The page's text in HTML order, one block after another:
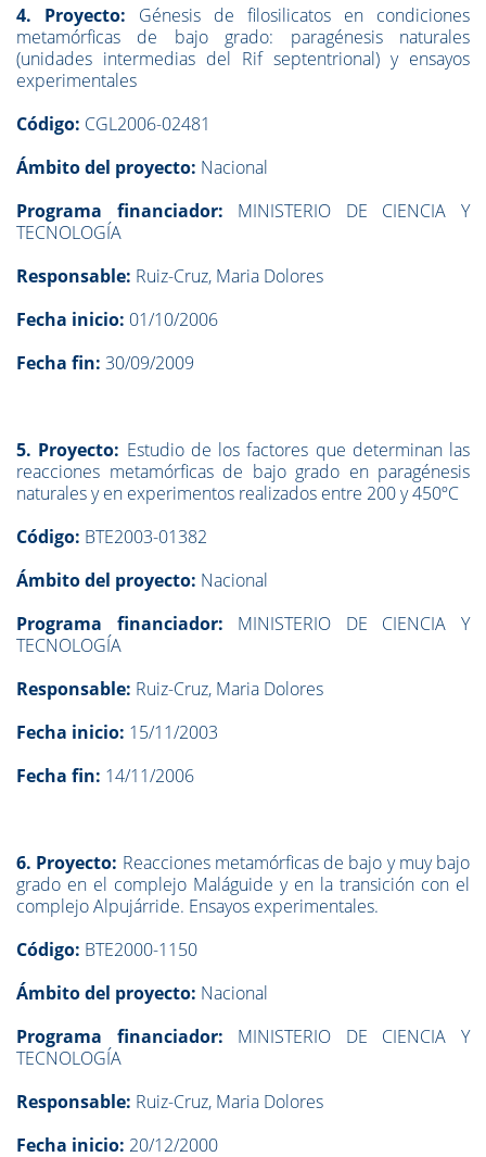
4. Proyecto: Génesis de filosilicatos en condiciones
metamórficas de bajo grado: paragénesis naturales
(unidades intermedias del Rif septentrional) y ensayos
experimentales
Código: CGL2006-02481
Ámbito del proyecto: Nacional
Programa financiador: MINISTERIO DE CIENCIA Y
TECNOLOGÍA
Responsable: Ruiz-Cruz, Maria Dolores
Fecha inicio: 01/10/2006
Fecha fin: 30/09/2009
5. Proyecto: Estudio de los factores que determinan las
reacciones metamórficas de bajo grado en paragénesis
naturales y en experimentos realizados entre 200 y 450ºC
Código: BTE2003-01382
Ámbito del proyecto: Nacional
Programa financiador: MINISTERIO DE CIENCIA Y
TECNOLOGÍA
Responsable: Ruiz-Cruz, Maria Dolores
Fecha inicio: 15/11/2003
Fecha fin: 14/11/2006
6. Proyecto: Reacciones metamórficas de bajo y muy bajo
grado en el complejo Maláguide y en la transición con el
complejo Alpujárride. Ensayos experimentales.
Código: BTE2000-1150
Ámbito del proyecto: Nacional
Programa financiador: MINISTERIO DE CIENCIA Y
TECNOLOGÍA
Responsable: Ruiz-Cruz, Maria Dolores
Fecha inicio: 20/12/2000